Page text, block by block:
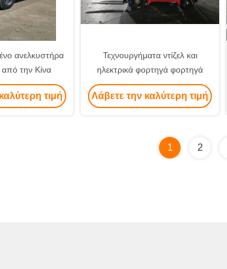
ανελκυστήρα
από την Κίνα
τιμή
Τεχνουργήματα ντίζελ και
ηλεκτρικά φορτηγά φορτηγά
Λάβετε την καλύτερη τιμή
1 2